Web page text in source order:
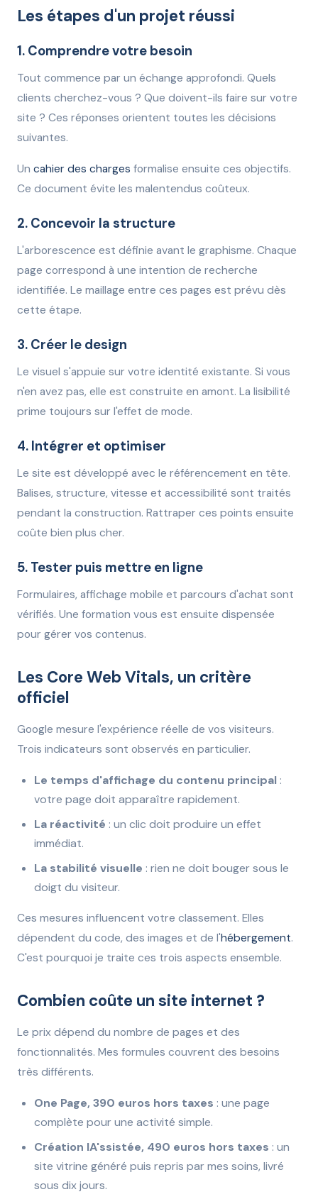
Les étapes d'un projet réussi
1. Comprendre votre besoin
Tout commence par un échange approfondi. Quels
clients cherchez-vous ? Que doivent-ils faire sur votre
site ? Ces réponses orientent toutes les décisions
suivantes.
Un cahier des charges formalise ensuite ces objectifs.
Ce document évite les malentendus coûteux.
2. Concevoir la structure
L'arborescence est définie avant le graphisme. Chaque
page correspond à une intention de recherche
identifiée. Le maillage entre ces pages est prévu dès
cette étape.
3. Créer le design
Le visuel s'appuie sur votre identité existante. Si vous
n'en avez pas, elle est construite en amont. La lisibilité
prime toujours sur l'effet de mode.
4. Intégrer et optimiser
Le site est développé avec le référencement en tête.
Balises, structure, vitesse et accessibilité sont traités
pendant la construction. Rattraper ces points ensuite
coûte bien plus cher.
5. Tester puis mettre en ligne
Formulaires, affichage mobile et parcours d'achat sont
vérifiés. Une formation vous est ensuite dispensée
pour gérer vos contenus.
Les Core Web Vitals, un critère
officiel
Google mesure l'expérience réelle de vos visiteurs.
Trois indicateurs sont observés en particulier.
Le temps d'affichage du contenu principal :
votre page doit apparaître rapidement.
La réactivité : un clic doit produire un effet
immédiat.
La stabilité visuelle : rien ne doit bouger sous le
doigt du visiteur.
Ces mesures influencent votre classement. Elles
dépendent du code, des images et de l'hébergement.
C'est pourquoi je traite ces trois aspects ensemble.
Combien coûte un site internet ?
Le prix dépend du nombre de pages et des
fonctionnalités. Mes formules couvrent des besoins
très différents.
One Page, 390 euros hors taxes : une page
complète pour une activité simple.
Création IA'ssistée, 490 euros hors taxes : un
site vitrine généré puis repris par mes soins, livré
sous dix jours.